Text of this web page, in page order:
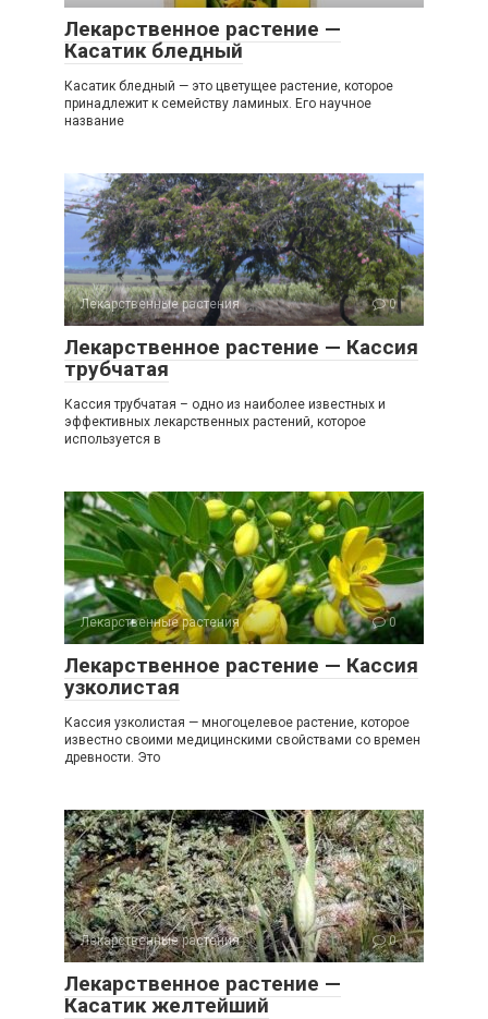
Лекарственное растение —
Касатик бледный
Касатик бледный — это цветущее растение, которое
принадлежит к семейству ламиных. Его научное
название
Лекарственные растения 0
Лекарственное растение — Кассия
трубчатая
Кассия трубчатая – одно из наиболее известных и
эффективных лекарственных растений, которое
используется в
Лекарственные растения 0
Лекарственное растение — Кассия
узколистая
Кассия узколистая — многоцелевое растение, которое
известно своими медицинскими свойствами со времен
древности. Это
Лекарственные растения 0
Лекарственное растение —
Касатик желтейший